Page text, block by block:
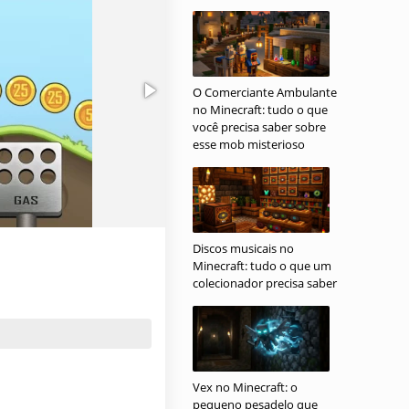
O Comerciante Ambulante
no Minecraft: tudo o que
você precisa saber sobre
esse mob misterioso
Discos musicais no
Minecraft: tudo o que um
colecionador precisa saber
Vex no Minecraft: o
pequeno pesadelo que